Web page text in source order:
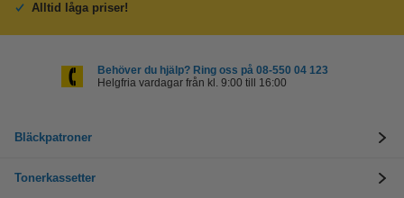
Alltid låga priser!
Behöver du hjälp? Ring oss på 08-550 04 123
Helgfria vardagar från kl. 9:00 till 16:00
Bläckpatroner
Tonerkassetter